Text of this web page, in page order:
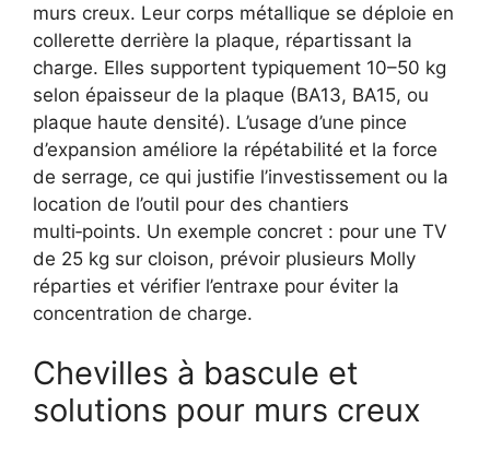
murs creux. Leur corps métallique se déploie en
collerette derrière la plaque, répartissant la
charge. Elles supportent typiquement 10–50 kg
selon épaisseur de la plaque (BA13, BA15, ou
plaque haute densité). L’usage d’une pince
d’expansion améliore la répétabilité et la force
de serrage, ce qui justifie l’investissement ou la
location de l’outil pour des chantiers
multi‑points. Un exemple concret : pour une TV
de 25 kg sur cloison, prévoir plusieurs Molly
réparties et vérifier l’entraxe pour éviter la
concentration de charge.
Chevilles à bascule et
solutions pour murs creux